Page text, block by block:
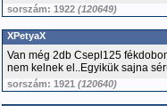
sorszám: 1922 (120649)
XPetyaX
Van még 2db Csepl125
nem kelnek el..Egyikük sajna
sorszám: 1921 (120640)